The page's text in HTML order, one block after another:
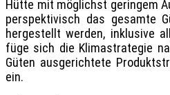
Hütte mit möglichst geringem
perspektivisch das gesamte
hergestellt werden, inklusive
füge sich die Klimastrategie
Güten ausgerichtete
ein.